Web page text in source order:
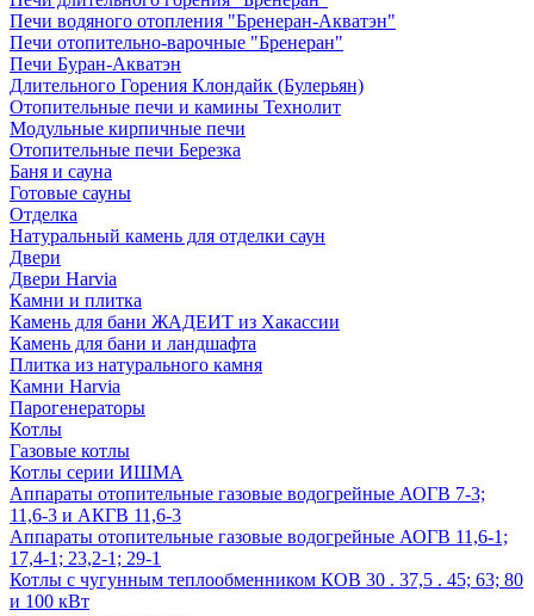
Печи водяного отопления "Бренеран-Акватэн"
Печи отопительно-варочные "Бренеран"
Печи Буран-Акватэн
Длительного Горения Клондайк (Булерьян)
Отопительные печи и камины Технолит
Модульные кирпичные печи
Отопительные печи Березка
Баня и сауна
Готовые сауны
Отделка
Натуральный камень для отделки саун
Двери
Двери Harvia
Камни и плитка
Камень для бани ЖАДЕИТ из Хакассии
Камень для бани и ландшафта
Плитка из натурального камня
Камни Harvia
Парогенераторы
Котлы
Газовые котлы
Котлы серии ИШМА
Аппараты отопительные газовые водогрейные АОГВ 7-3;
11,6-3 и АКГВ 11,6-3
Аппараты отопительные газовые водогрейные АОГВ 11,6-1;
17,4-1; 23,2-1; 29-1
Котлы с чугунным теплообменником КОВ 30 . 37,5 . 45; 63; 80
и 100 кВт